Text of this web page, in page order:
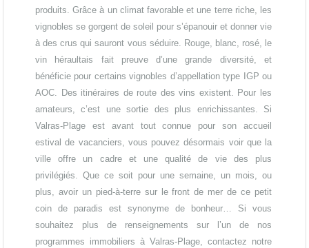
produits. Grâce à un climat favorable et une terre riche, les
vignobles se gorgent de soleil pour s’épanouir et donner vie
à des crus qui sauront vous séduire. Rouge, blanc, rosé, le
vin héraultais fait preuve d’une grande diversité, et
bénéficie pour certains vignobles d’appellation type IGP ou
AOC. Des itinéraires de route des vins existent. Pour les
amateurs, c’est une sortie des plus enrichissantes. Si
Valras-Plage est avant tout connue pour son accueil
estival de vacanciers, vous pouvez désormais voir que la
ville offre un cadre et une qualité de vie des plus
privilégiés. Que ce soit pour une semaine, un mois, ou
plus, avoir un pied-à-terre sur le front de mer de ce petit
coin de paradis est synonyme de bonheur… Si vous
souhaitez plus de renseignements sur l’un de nos
programmes immobiliers à Valras-Plage, contactez notre